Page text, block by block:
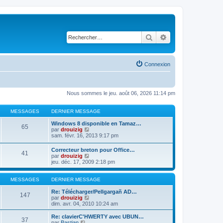
Rechercher
Connexion
Nous sommes le jeu. août 06, 2026 11:14 pm
MESSAGES DERNIER MESSAGE
65
Windows 8 disponible en Tamaz…
par drouizig
o
u
l
t
e
r
l
d
e
r
n
i
sam. févr. 16, 2013 9:17 pm
41
Correcteur breton pour Office…
par drouizig
o
n
s
u
l
t
r
l
e
jeu. déc. 17, 2009 2:18 pm
MESSAGES DERNIER MESSAGE
147
Re: Télécharger/Pellgargañ AD…
par drouizig
o
n
s
dim. avr. 04, 2010 10:24 am
37
Re: clavierC'HWERTY avec UBUN…